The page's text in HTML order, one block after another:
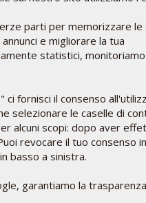
discali posteriori mediane
lombosacrale con esito:
in esame. Cono
della RMN del
un vostro parere su quale
si possano
come la RMN,
esame obiettivo fatto con
trattare. Il suo mal di
necessita di un
la sua cefalea. A tal
parti per memorizzare le
e migliorare la tua
statistici,
ci fornisci il consenso
selezionare le caselle di
alcuni scopi: dopo aver
revocare il tuo consenso
basso a sinistra.
garantiamo la